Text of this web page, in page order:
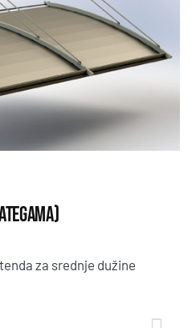
za srednje dužine